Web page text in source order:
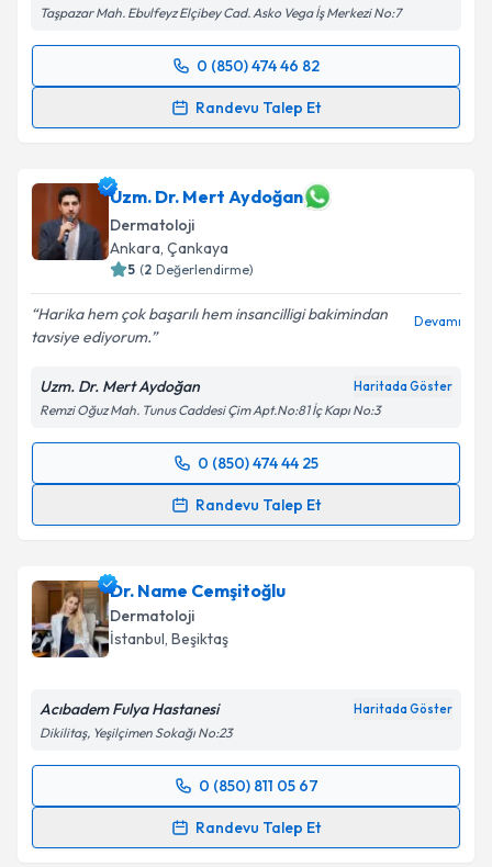
Taşpazar Mah. Ebulfeyz Elçibey Cad. Asko Vega İş Merkezi No:7
0 (850) 474 46 82
Randevu Talep Et
Randevu Takvimi Talebi
için bir takvim hazırlandığında e-posta ile
bilgilendireceğiz.
E-posta Adresiniz
Metni'ni okudum ve kişisel verilerimin belirtilen
kapsamda işlenmesini kabul ediyorum.
Takvim Talebini Gönder
Uzm. Dr. Mert Aydoğan
Dermatoloji
Ankara, Çankaya
5 (2 Değerlendirme)
Harika hem çok başarılı hem insancilligi bakimindan
tavsiye ediyorum.
Devamı
Uzm. Dr. Mert Aydoğan Haritada Göster
Remzi Oğuz Mah. Tunus Caddesi Çim Apt.No:81 İç Kapı No:3
0 (850) 474 44 25
Randevu Talep Et
Randevu Takvimi Talebi
takvim hazırlandığında e-posta ile bilgilendireceğiz.
E-posta Adresiniz
Kişisel verilerimin işlenmesine ilişkin
Metni'ni okudum ve kişisel verilerimin belirtilen
kapsamda işlenmesini kabul ediyorum.
Takvim Talebini Gönder
Dr. Name Cemşitoğlu
Dermatoloji
İstanbul, Beşiktaş
Acıbadem Fulya Hastanesi Haritada Göster
Dikilitaş, Yeşilçimen Sokağı No:23
0 (850) 811 05 67
Randevu Talep Et
Randevu Takvimi Talebi